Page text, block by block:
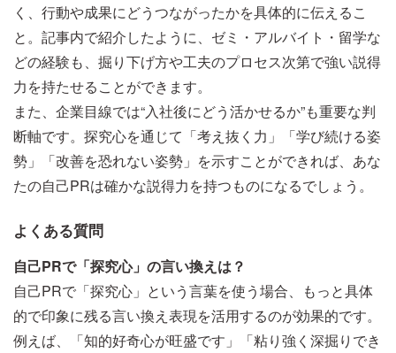
く、行動や成果にどうつながったかを具体的に伝えるこ
と。記事内で紹介したように、ゼミ・アルバイト・留学な
どの経験も、掘り下げ方や工夫のプロセス次第で強い説得
力を持たせることができます。
また、企業目線では“入社後にどう活かせるか”も重要な判
断軸です。探究心を通じて「考え抜く力」「学び続ける姿
勢」「改善を恐れない姿勢」を示すことができれば、あな
たの自己PRは確かな説得力を持つものになるでしょう。
よくある質問
自己PRで「探究心」の言い換えは？
自己PRで「探究心」という言葉を使う場合、もっと具体
的で印象に残る言い換え表現を活用するのが効果的です。
例えば、「知的好奇心が旺盛です」「粘り強く深掘りでき